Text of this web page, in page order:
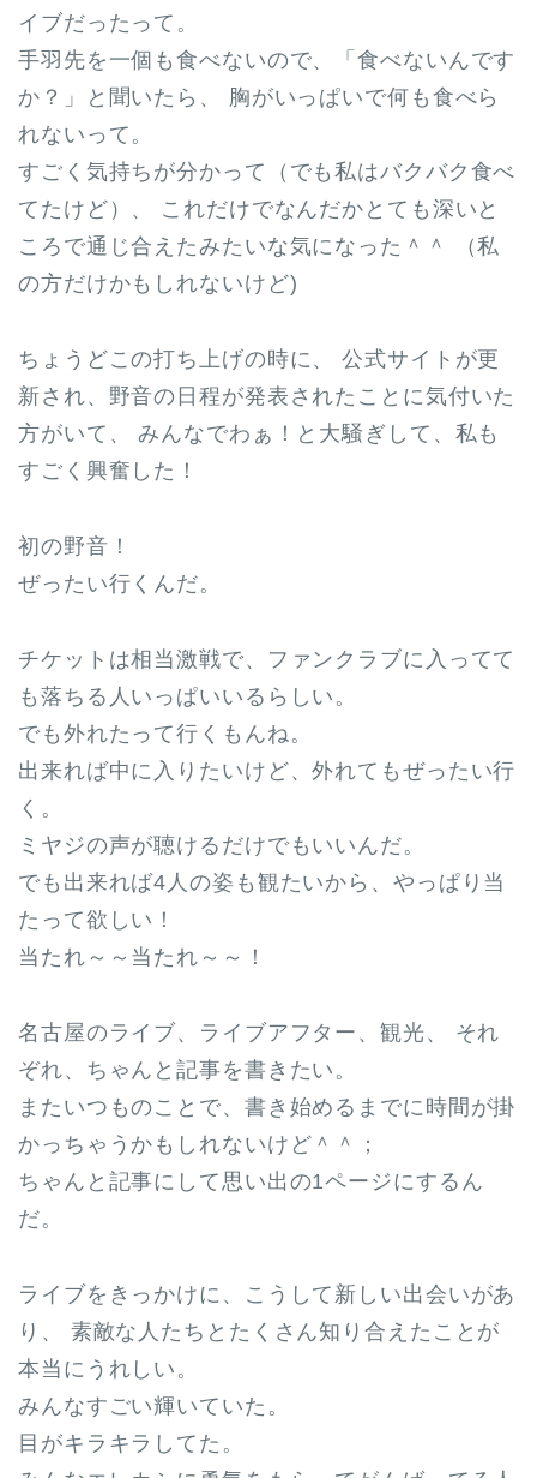
イブだったって。
手羽先を一個も食べないので、「食べないんです
か？」と聞いたら、 胸がいっぱいで何も食べら
れないって。
すごく気持ちが分かって（でも私はバクバク食べ
てたけど）、 これだけでなんだかとても深いと
ころで通じ合えたみたいな気になった＾＾ （私
の方だけかもしれないけど)
ちょうどこの打ち上げの時に、 公式サイトが更
新され、野音の日程が発表されたことに気付いた
方がいて、 みんなでわぁ！と大騒ぎして、私も
すごく興奮した！
初の野音！
ぜったい行くんだ。
チケットは相当激戦で、ファンクラブに入ってて
も落ちる人いっぱいいるらしい。
でも外れたって行くもんね。
出来れば中に入りたいけど、外れてもぜったい行
く。
ミヤジの声が聴けるだけでもいいんだ。
でも出来れば4人の姿も観たいから、やっぱり当
たって欲しい！
当たれ～～当たれ～～！
名古屋のライブ、ライブアフター、観光、 それ
ぞれ、ちゃんと記事を書きたい。
またいつものことで、書き始めるまでに時間が掛
かっちゃうかもしれないけど＾＾；
ちゃんと記事にして思い出の1ページにするん
だ。
ライブをきっかけに、こうして新しい出会いがあ
り、 素敵な人たちとたくさん知り合えたことが
本当にうれしい。
みんなすごい輝いていた。
目がキラキラしてた。